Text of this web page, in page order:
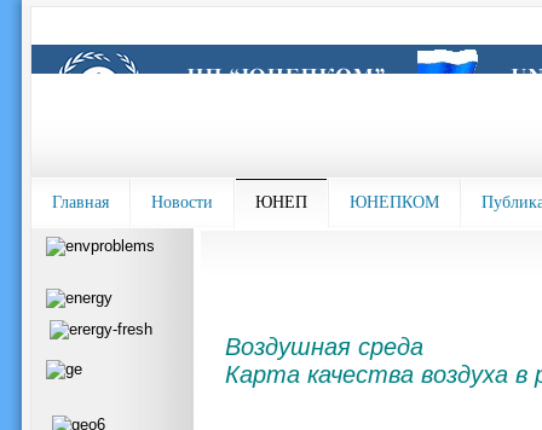
Главная Новости ЮНЕП ЮНЕПКОМ
Воздушная среда
Карта качества воздуха